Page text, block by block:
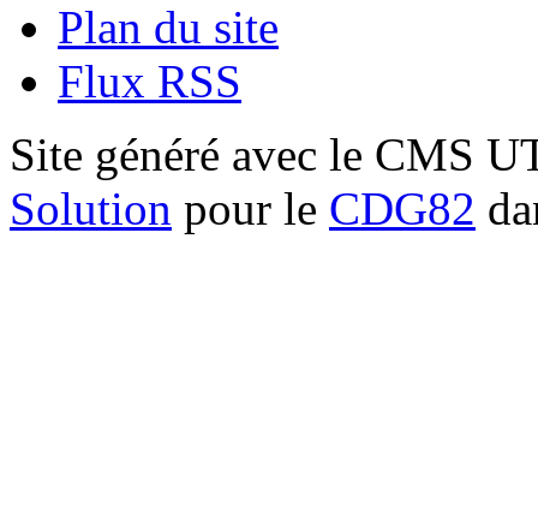
Plan du site
Flux RSS
Site généré avec le CMS
Solution pour le CDG82